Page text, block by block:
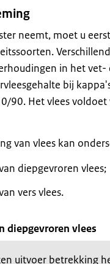
neemt, moet u
in het
bij
90. Het vlees
van vlees kan
diepgevroren vlees;
vers vlees.
diepgevroren vlees
uitvoer betrekking